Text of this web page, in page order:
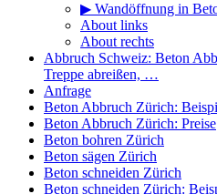
▶ Wandöffnung in
About links
About rechts
Abbruch Schweiz: Beton
Treppe abreißen, …
Anfrage
Beton Abbruch Zürich:
Beton Abbruch Zürich: Preise
Beton bohren Zürich
Beton sägen Zürich
Beton schneiden Zürich
Beton schneiden Zürich: